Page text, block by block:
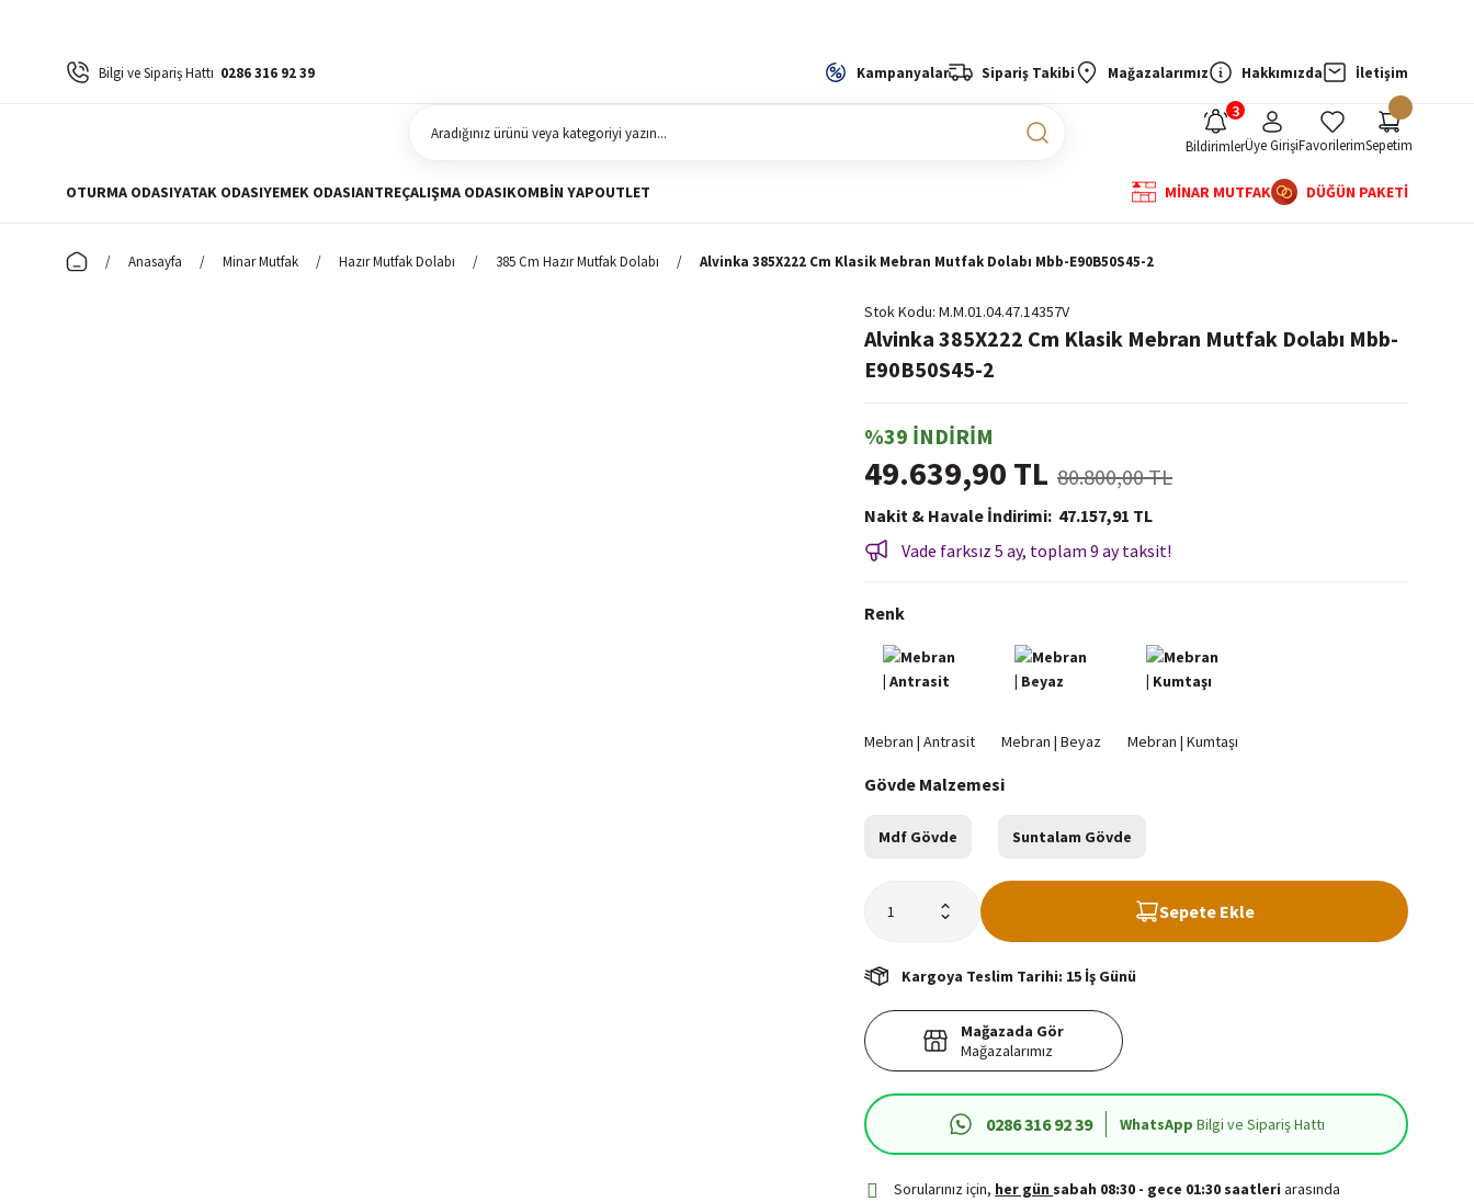
Bilgi ve Sipariş Hattı 0286 316 92 39 Kampanyalar Sipariş Takibi Mağazalarımız Hakkımızda İletişim
BildirimlerÜye GirişiFavorilerimSepetim
OTURMA ODASIYATAK ODASIYEMEK ODASIANTREÇALIŞMA ODASIKOMBIN YAPOUTLET MİNAR MUTFAK DÜĞÜN PAKETİ
Anasayfa Minar Mutfak Hazır Mutfak Dolabı 385 Cm Hazır Mutfak Dolabı Alvinka 385X222 Cm Klasik Mebran Mutfak Dolabı Mbb-E90B50S45-2
Stok Kodu M.M.01.04.47.14357V
Alvinka 385X222 Cm Klasik Mebran Mutfak Dolabı Mbb-
E90B50S45-2
%39 İNDİRİM
49.639,90 TL 80.800,00 TL
Nakit & Havale İndirimi 47.157,91 TL
Vade farksız 5 ay, toplam 9 ay taksit!
Renk
Gövde Malzemesi
Mdf Gövde Suntalam Gövde
Sepete Ekle
Kargoya Teslim Tarihi: 15 İş Günü
Mağazada Gör
Mağazalarımız
0286 316 92 39 WhatsApp Bilgi ve Sipariş Hattı
Sorularınız için, her gün sabah 08:30 - gece 01:30 saatleriarasında